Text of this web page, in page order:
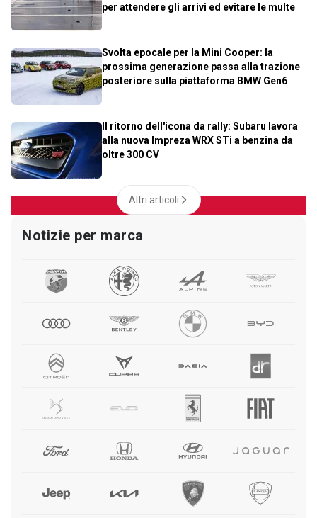
per attendere gli arrivi ed evitare le multe
Svolta epocale per la Mini Cooper: la
prossima generazione passa alla trazione
posteriore sulla piattaforma BMW Gen6
Il ritorno dell'icona da rally: Subaru lavora
alla nuova Impreza WRX STi a benzina da
oltre 300 CV
Altri articoli
Notizie per marca